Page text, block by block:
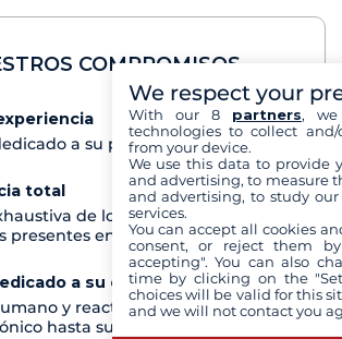
COMPROMISOS
Ver+
a su proyecto de crucero
total
Ver+
de los barcos de todos los
presentes en cada destino
a su experiencia
Ver+
y reactivo por teléfono o
hasta su regreso del crucero
We respect your
With our 8 partners, we
technologies to collect
from your device.
We use this data to provide
and advertising, to measure
and advertising, to study
services.
You can accept all cookies
consent, or reject them
accepting". You can also
time by clicking on the
choices will be valid for this
and we will not contact you